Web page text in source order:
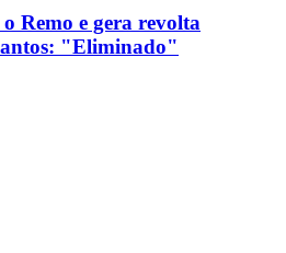
Remo e gera revolta
"Eliminado"